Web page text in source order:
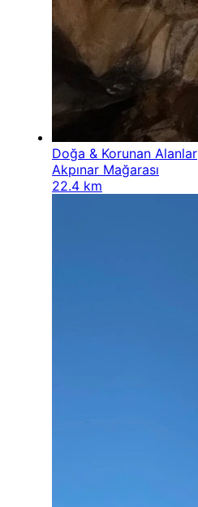
Doğa & Korunan Alanlar
Akpınar Mağarası
22.4 km